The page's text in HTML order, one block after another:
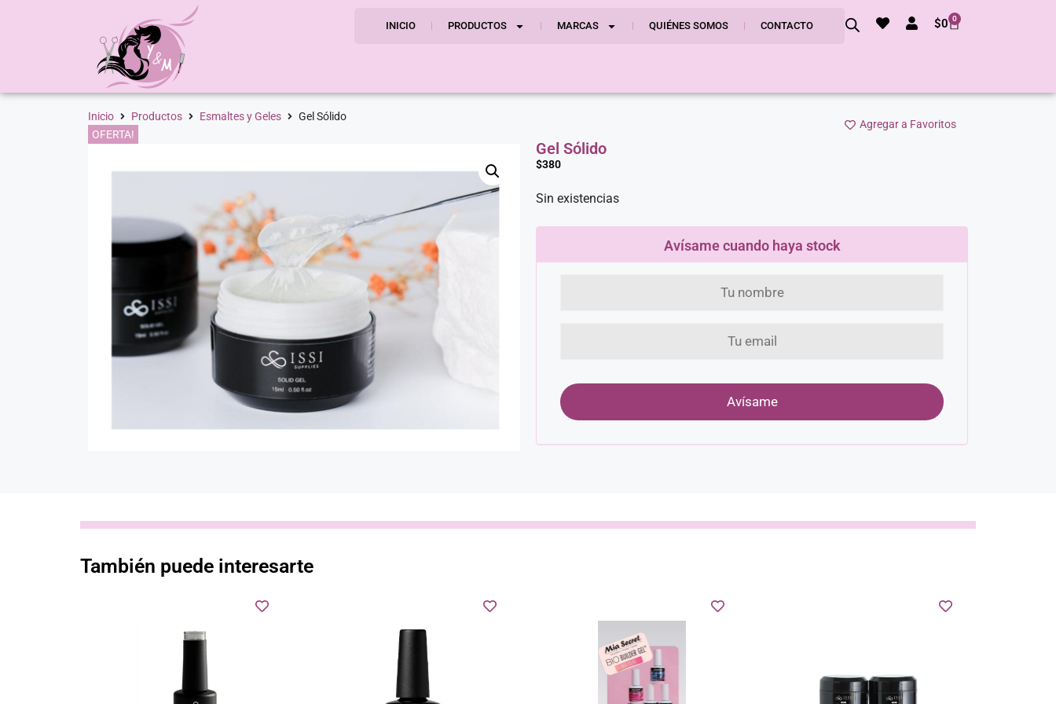
INICIO PRODUCTOS MARCAS QUIÉNES SOMOS CONTACTO $0 0
Inicio Productos Esmaltes y Geles
Gel Sólido
OFERTA!
Agregar a Favoritos
Gel Sólido
$380
Sin existencias
Avísame cuando haya stock
También puede interesarte